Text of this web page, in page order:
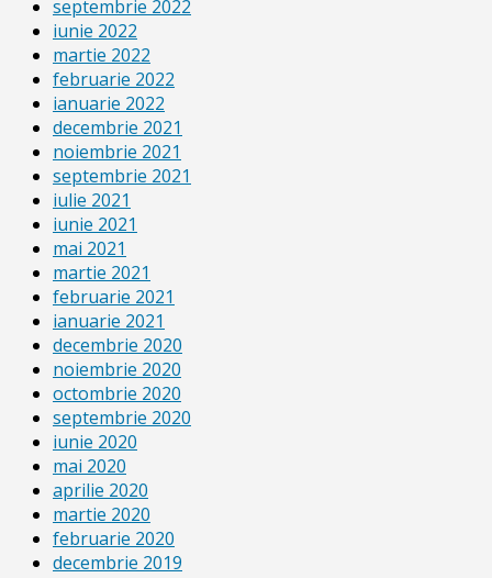
septembrie 2022
iunie 2022
martie 2022
februarie 2022
ianuarie 2022
decembrie 2021
noiembrie 2021
septembrie 2021
iulie 2021
iunie 2021
mai 2021
martie 2021
februarie 2021
ianuarie 2021
decembrie 2020
noiembrie 2020
octombrie 2020
septembrie 2020
iunie 2020
mai 2020
aprilie 2020
martie 2020
februarie 2020
decembrie 2019